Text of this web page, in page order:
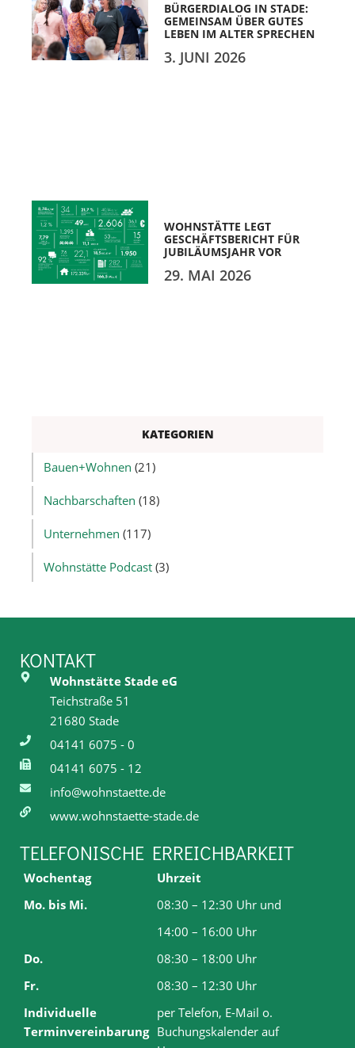
BÜRGERDIALOG IN STADE:
GEMEINSAM ÜBER GUTES
LEBEN IM ALTER SPRECHEN
3. JUNI 2026
WOHNSTÄTTE LEGT
GESCHÄFTSBERICHT FÜR
JUBILÄUMSJAHR VOR
29. MAI 2026
KATEGORIEN
Bauen+Wohnen (21)
Nachbarschaften (18)
Unternehmen (117)
Wohnstätte Podcast (3)
KONTAKT
Wohnstätte Stade eG
Teichstraße 51
21680 Stade
04141 6075 - 0
04141 6075 - 12
info@wohnstaette.de
www.wohnstaette-stade.de
TELEFONISCHE ERREICHBARKEIT
Wochentag
Uhrzeit
Mo. bis Mi.
08:30 – 12:30 Uhr und
14:00 – 16:00 Uhr
Do.
08:30 – 18:00 Uhr
Fr.
08:30 – 12:30 Uhr
Individuelle
Terminvereinbarung
per Telefon, E-Mail o.
Buchungskalender auf